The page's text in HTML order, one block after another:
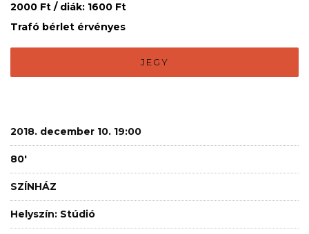
2000 Ft / diák: 1600 Ft
Trafó bérlet érvényes
JEGY
2018. december 10. 19:00
80'
SZÍNHÁZ
Helyszín: Stúdió